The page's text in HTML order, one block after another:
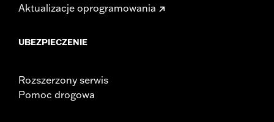
Aktualizacje oprogramowania
UBEZPIECZENIE
Rozszerzony serwis
Pomoc drogowa